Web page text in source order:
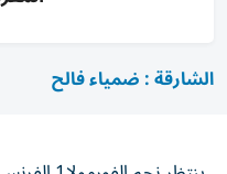
الشارقة : ضمياء فالح